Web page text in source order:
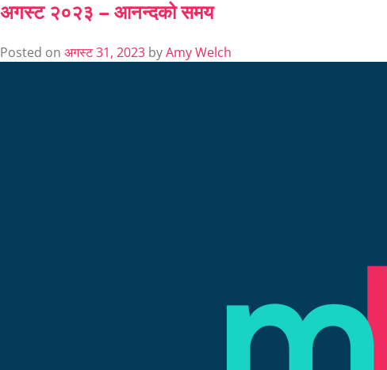
अगस्ट २०२३ – आनन्दको समय
Posted on अगस्ट 31, 2023 byAmy Welch